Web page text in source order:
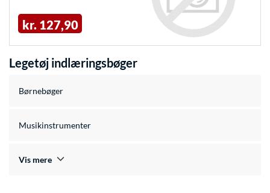
kr. 127,90
Legetøj indlæringsbøger
Børnebøger
Musikinstrumenter
Vis mere